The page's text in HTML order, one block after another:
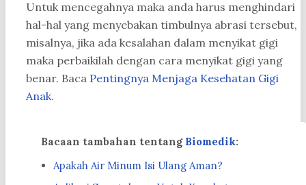
Untuk mencegahnya maka anda harus menghindari
hal-hal yang menyebakan timbulnya abrasi tersebut,
misalnya, jika ada kesalahan dalam menyikat gigi
maka perbaikilah dengan cara menyikat gigi yang
benar. Baca Pentingnya Menjaga Kesehatan Gigi
Anak.
Bacaan tambahan tentang Biomedik:
Apakah Air Minum Isi Ulang Aman?